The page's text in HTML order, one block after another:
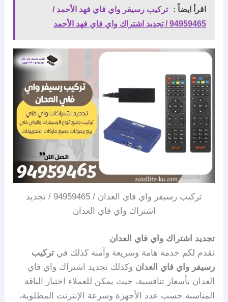
اقرأ ايضاً :
تركيب رسيفر واي فاي فهد الأحمد /
94959465 / تجديد اشتراك واي فاي فهد الأحمد
تركيب رسيفر واي فاي العدان / 94959465 / تجديد
اشتراك واي فاي العدان
تجديد اشتراك واي فاي العدان
نقدم لكم خدمة هامة وسريعة وآمنة كذلك فيتركيب
رسيفر واي فاي العدان وكذلك تجديد اشتراك واي فاي
العدان بأسعار تنافسية، حيث يمكن للعملاء اختيار الباقة
المناسبة حسب عدد الأجهزة وسرعة الإنترنت المطلوبة،